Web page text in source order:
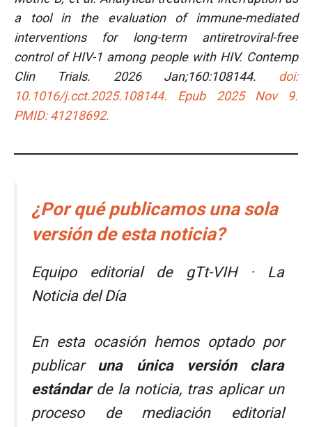
a tool in the evaluation of immune-mediated
interventions for long-term antiretroviral-free
control of HIV-1 among people with HIV. Contemp
Clin Trials. 2026 Jan;160:108144. doi:
10.1016/j.cct.2025.108144. Epub 2025 Nov 9.
PMID: 41218692.
¿Por qué publicamos una sola
versión de esta noticia?
Equipo editorial de gTt-VIH · La
Noticia del Día
En esta ocasión hemos optado por
publicar una única versión clara
estándarde la noticia, tras aplicar un
proceso de mediación editorial